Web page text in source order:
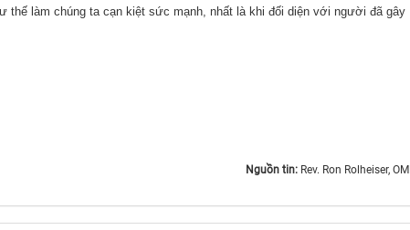
thế làm chúng ta cạn kiệt sức mạnh, nhất là khi đối diện với người đã gây
Nguồn tin: Rev. Ron Rolheiser, OMI